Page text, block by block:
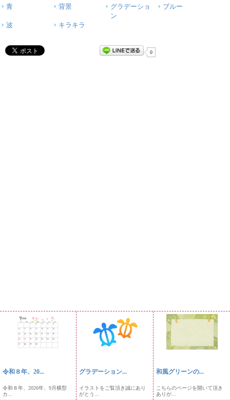
青 背景
グラデーショ
ン
ブルー
波 キラキラ
0
令和８年、20...
令和８年、2026年、9月横型
カ...
グラデーション...
イラストをご覧頂き誠にあり
がとう...
和風グリーンの...
こちらのページを開いて頂き
ありが...